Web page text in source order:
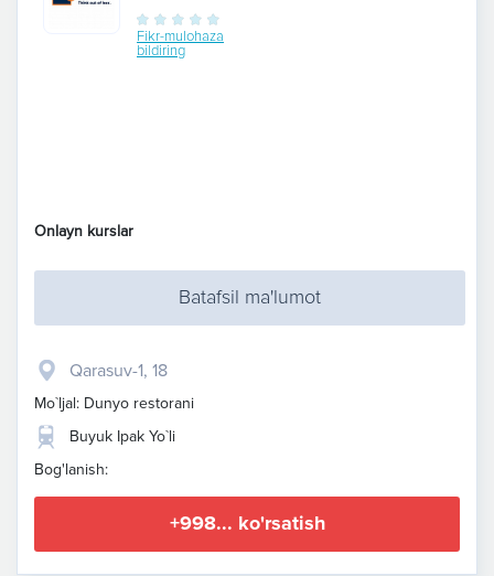
Fikr-mulohaza
bildiring
Onlayn kurslar
Batafsil ma'lumot
Qarasuv-1, 18
Mo`ljal: Dunyo restorani
Buyuk Ipak Yo`li
Bog'lanish:
+998... ko'rsatish